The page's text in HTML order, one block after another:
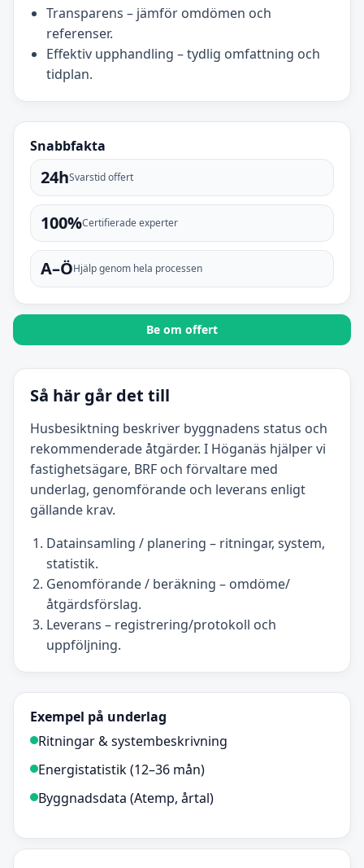
Transparens – jämför omdömen och
referenser.
Effektiv upphandling – tydlig omfattning och
tidplan.
Snabbfakta
24hSvarstid offert
100%Certifierade experter
A–ÖHjälp genom hela processen
Be om offert
Så här går det till
Husbesiktning beskriver byggnadens status och
rekommenderade åtgärder. I Höganäs hjälper vi
fastighetsägare, BRF och förvaltare med
underlag, genomförande och leverans enligt
gällande krav.
Datainsamling / planering – ritningar, system,
statistik.
Genomförande / beräkning – omdöme/
åtgärdsförslag.
Leverans – registrering/protokoll och
uppföljning.
Exempel på underlag
Ritningar & systembeskrivning
Energistatistik (12–36 mån)
Byggnadsdata (Atemp, årtal)